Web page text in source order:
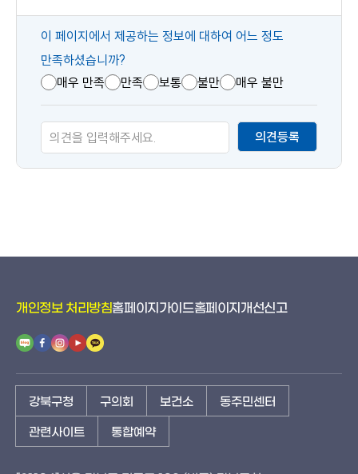
콘
텐
츠
만
족
도
이 페이지에서 제공하는 정보에 대하여 어느 정도
만족하셨습니까?
매우 만족
만족 보통 불만 매우 불만
의견등록
개인정보 처리방침홈페이지가이드홈페이지개선신고
강북구청 구의회 보건소 동주민센터
관련사이트 통합예약